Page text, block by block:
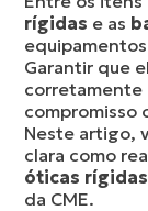
rígidas e as
Garantir que
corretamente
compromisso
Neste artigo,
clara como
óticas rígidas
da CME.